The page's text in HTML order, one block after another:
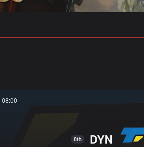
08:00
8th DYN